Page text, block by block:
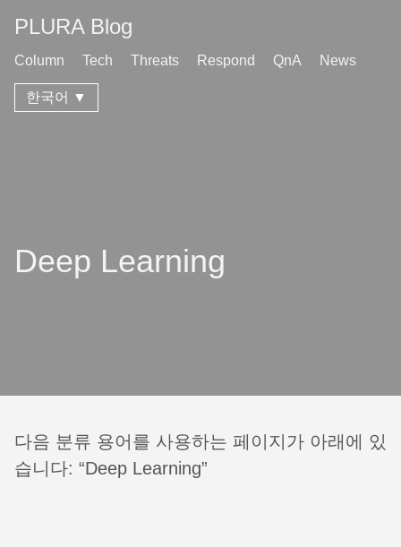
PLURA Blog
Column Tech Threats Respond QnA News
한국어 ▼
Deep Learning
다음 분류 용어를 사용하는 페이지가 아래에 있
습니다: “Deep Learning”